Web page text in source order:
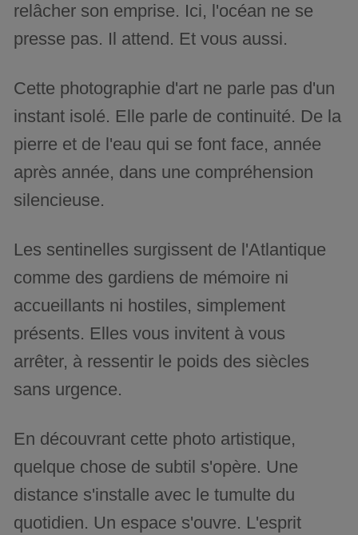
relâcher son emprise. Ici, l'océan ne se
presse pas. Il attend. Et vous aussi.
Cette photographie d'art ne parle pas d'un
instant isolé. Elle parle de continuité. De la
pierre et de l'eau qui se font face, année
après année, dans une compréhension
silencieuse.
Les sentinelles surgissent de l'Atlantique
comme des gardiens de mémoire ni
accueillants ni hostiles, simplement
présents. Elles vous invitent à vous
arrêter, à ressentir le poids des siècles
sans urgence.
En découvrant cette photo artistique,
quelque chose de subtil s'opère. Une
distance s'installe avec le tumulte du
quotidien. Un espace s'ouvre. L'esprit